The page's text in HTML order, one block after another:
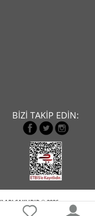
BİZİ TAKİP EDİN:
SAKLIDIR © 2026